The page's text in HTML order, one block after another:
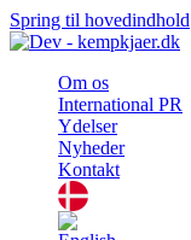
Spring til hovedindhold
Om os
International PR
Ydelser
Nyheder
Kontakt